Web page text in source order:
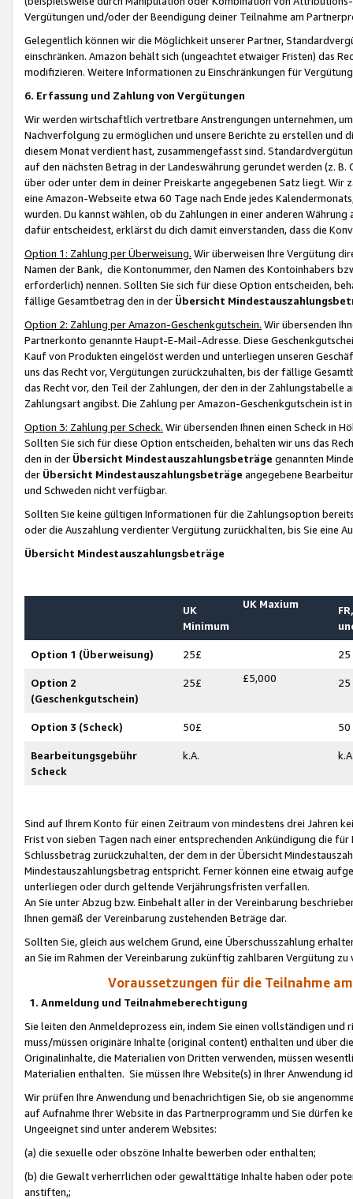
Vergütungen und/oder der Beendigung deiner Teilnahme am
Gelegentlich können wir die Möglichkeit unserer Partner,
einschränken. Amazon behält sich (ungeachtet etwaiger Fristen) das
modifizieren. Weitere Informationen zu Einschränkungen für
6. Erfassung und Zahlung von Vergütungen
Wir werden wirtschaftlich vertretbare Anstrengungen unternehmen,
Nachverfolgung zu ermöglichen und unsere Berichte zu erstellen und
diesem Monat verdient hast, zusammengefasst sind.
auf den nächsten Betrag in der Landeswährung gerundet werden (z.
über oder unter dem in deiner Preiskarte angegebenen Satz liegt.
eine Amazon-Webseite etwa 60 Tage nach Ende jedes
wurden. Du kannst wählen, ob du Zahlungen in einer anderen
dafür entscheidest, erklärst du dich damit einverstanden, dass die
Option 1: Zahlung per Überweisung. Wir überweisen Ihre Vergütung
Namen der Bank, die Kontonummer, den Namen des Kontoinhabers
erforderlich) nennen. Sollten Sie sich für diese Option entscheiden,
fällige Gesamtbetrag den in der Übersicht
Option 2: Zahlung per Amazon-Geschenkgutschein. Wir übersenden
Partnerkonto genannte Haupt-E-Mail-Adresse. Diese
Kauf von Produkten eingelöst werden und unterliegen unseren
uns das Recht vor, Vergütungen zurückzuhalten, bis der fällige
das Recht vor, den Teil der Zahlungen, der den in der
Zahlungsart angibst. Die Zahlung per Amazon-Geschenkgutschein ist
Option 3: Zahlung per Scheck. Wir übersenden Ihnen einen Scheck in
Sollten Sie sich für diese Option entscheiden, behalten wir uns das
den in der Übersicht Mindestauszahlungsbeträge genannten
der Übersicht Mindestauszahlungsbeträge angegebene
und Schweden nicht verfügbar.
Sollten Sie keine gültigen Informationen für die Zahlungsoption
oder die Auszahlung verdienter Vergütung zurückhalten, bis Sie
Übersicht Mindestauszahlungsbeträge
UK
Minimum
UK Maxium
Option 1 (Überweisung) 25£ 25
Option 2
(Geschenkgutschein)
25£ £5,000 25
Option 3 (Scheck) 50£ 50
Bearbeitungsgebühr
Scheck
k.A.
Sind auf Ihrem Konto für einen Zeitraum von mindestens drei Jahren
Frist von sieben Tagen nach einer entsprechenden Ankündigung die
Schlussbetrag zurückzuhalten, der dem in der Übersicht
Mindestauszahlungsbetrag entspricht. Ferner können eine etwaig
unterliegen oder durch geltende Verjährungsfristen verfallen.
An Sie unter Abzug bzw. Einbehalt aller in der Vereinbarung
Ihnen gemäß der Vereinbarung zustehenden Beträge dar.
Sollten Sie, gleich aus welchem Grund, eine Überschusszahlung
an Sie im Rahmen der Vereinbarung zukünftig zahlbaren Vergütung zu
Voraussetzungen für die Teilnahme
1. Anmeldung und Teilnahmeberechtigung
Sie leiten den Anmeldeprozess ein, indem Sie einen vollständigen
muss/müssen originäre Inhalte (original content) enthalten und über
Originalinhalte, die Materialien von Dritten verwenden, müssen
Materialien enthalten. Sie müssen Ihre Website(s) in Ihrer Anwendung
Wir prüfen Ihre Anwendung und benachrichtigen Sie, ob sie
auf Aufnahme Ihrer Website in das Partnerprogramm und Sie dürfen
Ungeeignet sind unter anderem Websites:
(a) die sexuelle oder obszöne Inhalte bewerben oder enthalten;
(b) die Gewalt verherrlichen oder gewalttätige Inhalte haben oder
anstiften,;